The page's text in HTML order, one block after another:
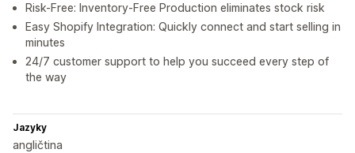
Risk-Free: Inventory-Free Production eliminates stock risk
Easy Shopify Integration: Quickly connect and start selling in
minutes
24/7 customer support to help you succeed every step of
the way
Jazyky
angličtina